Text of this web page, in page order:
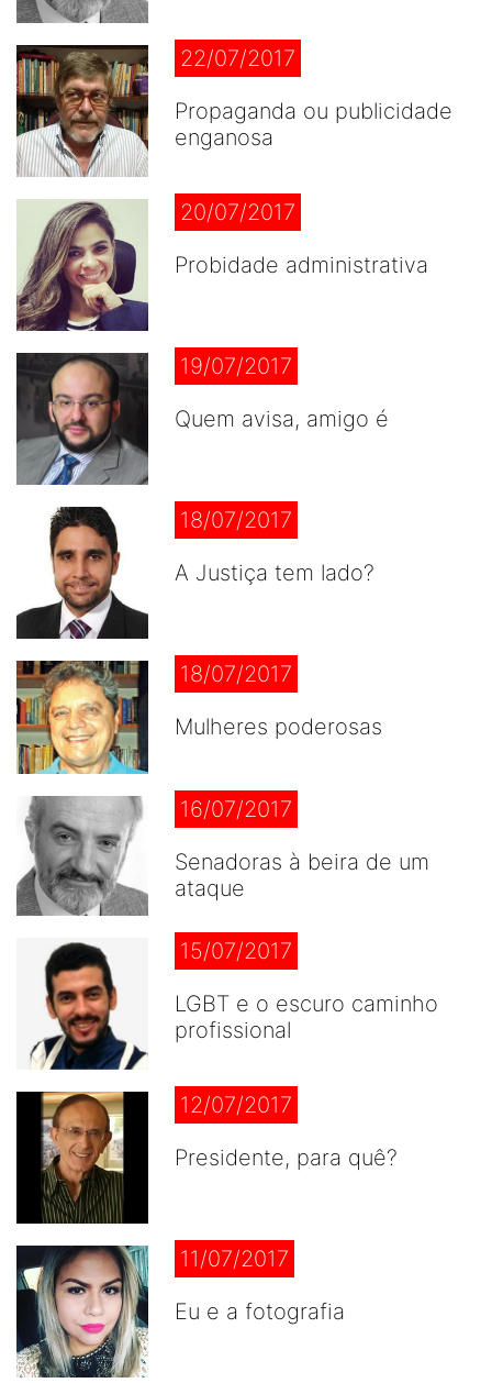
22/07/2017
Propaganda ou publicidade
enganosa
20/07/2017
Probidade administrativa
19/07/2017
Quem avisa, amigo é
18/07/2017
A Justiça tem lado?
18/07/2017
Mulheres poderosas
16/07/2017
Senadoras à beira de um
ataque
15/07/2017
LGBT e o escuro caminho
profissional
12/07/2017
Presidente, para quê?
11/07/2017
Eu e a fotografia